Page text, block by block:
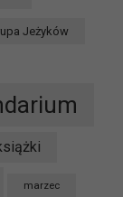
Jeżyków
marzec